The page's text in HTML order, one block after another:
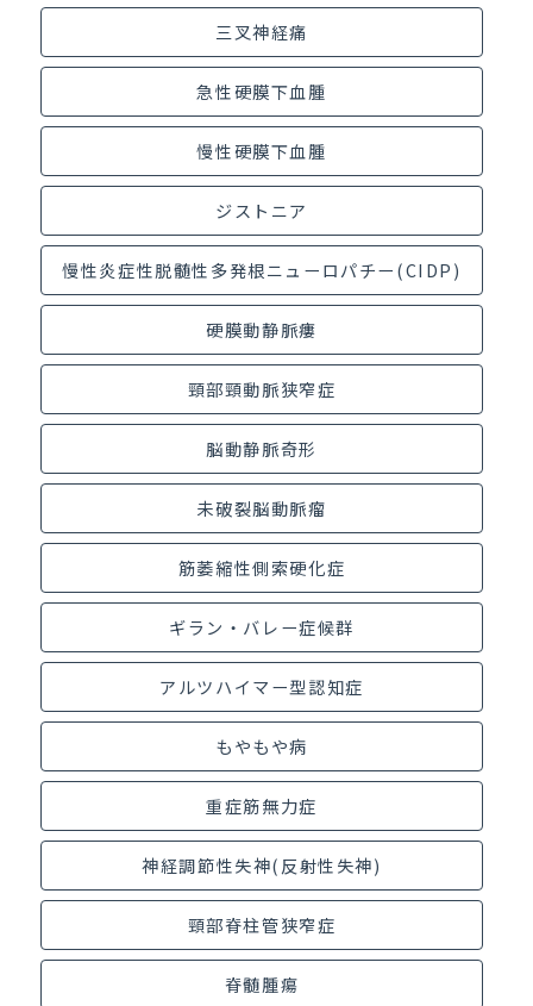
三叉神経痛
急性硬膜下血腫
慢性硬膜下血腫
ジストニア
慢性炎症性脱髄性多発根ニューロパチー(CIDP)
硬膜動静脈瘻
頸部頸動脈狭窄症
脳動静脈奇形
未破裂脳動脈瘤
筋萎縮性側索硬化症
ギラン・バレー症候群
アルツハイマー型認知症
もやもや病
重症筋無力症
神経調節性失神(反射性失神)
頸部脊柱管狭窄症
脊髄腫瘍